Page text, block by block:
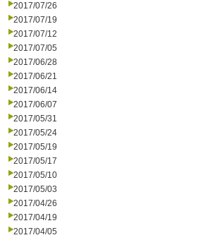
2017/07/26
2017/07/19
2017/07/12
2017/07/05
2017/06/28
2017/06/21
2017/06/14
2017/06/07
2017/05/31
2017/05/24
2017/05/19
2017/05/17
2017/05/10
2017/05/03
2017/04/26
2017/04/19
2017/04/05